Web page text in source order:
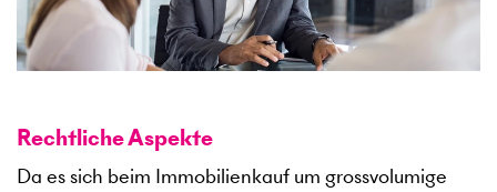
Rechtliche Aspekte
Da es sich beim Immobilienkauf um grossvolumige